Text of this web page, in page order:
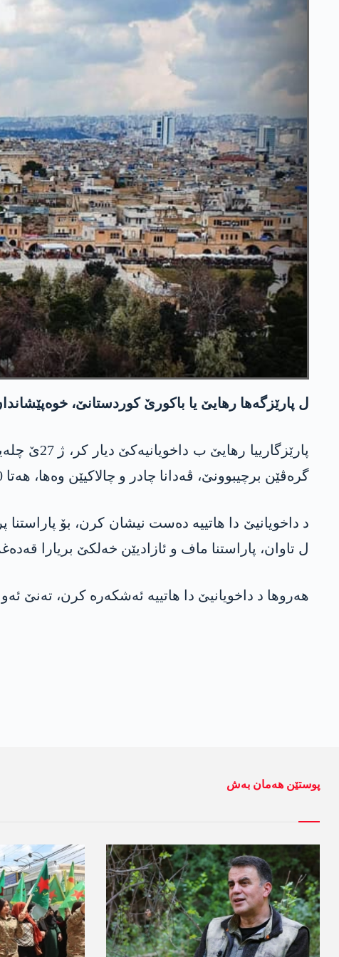
ل پارێزگەھا رھایێ یا باکورێ کوردستانێ، خوەپێشاندان، مەش،
گرەڤێن برچیبوونێ، ڤەدانا چادر و چالاکیێن وه‌ھا، ھەتا 30 رۆژان قەدەغە نە.
د داخویانیێ دا ھاتییە دەست نیشان کرن، بۆ
ل تاوان، پاراستنا ماف و ئازادیێن خەلکێ بریارا
ھەروھا د داخویانیێ دا ھاتییە ئەشکەرە کرن، تەنێ
پوستێن ھەمان بەش